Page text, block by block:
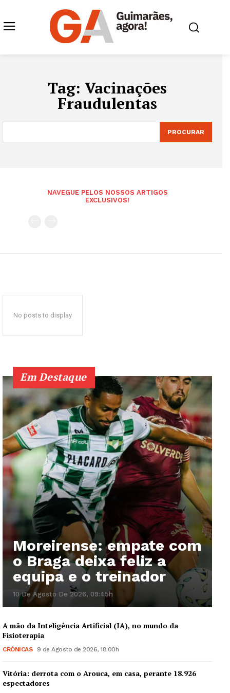
Tag: Vacinações
Fraudulentas
PROCURAR
NAVEGUE PELOS NOSSOS ARTIGOS
EXCLUSIVOS!
No posts to display
Em Destaque
Moreirense: empate com
o Braga deixa feliz a
equipa e o treinador
10 De Agosto De 2026, 09:45h
A mão da Inteligência Artificial (IA), no mundo da
Fisioterapia
CRÓNICAS 9 de Agosto de 2026, 18:00h
Vitória: derrota com o Arouca, em casa, perante 18.926
espectadores